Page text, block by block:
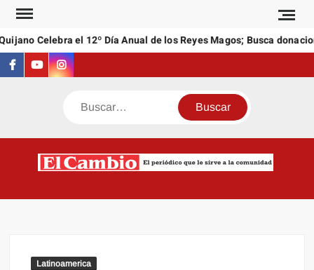
Saltar
contenidoCelebra el 12º Día Anual de los Reyes Magos; Busca
Facebook
YoutubeInstagram
Buscar
Latinoamerica